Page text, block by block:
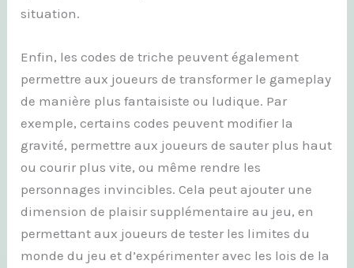
situation.
Enfin, les codes de triche peuvent également
permettre aux joueurs de transformer le gameplay
de manière plus fantaisiste ou ludique. Par
exemple, certains codes peuvent modifier la
gravité, permettre aux joueurs de sauter plus haut
ou courir plus vite, ou même rendre les
personnages invincibles. Cela peut ajouter une
dimension de plaisir supplémentaire au jeu, en
permettant aux joueurs de tester les limites du
monde du jeu et d’expérimenter avec les lois de la